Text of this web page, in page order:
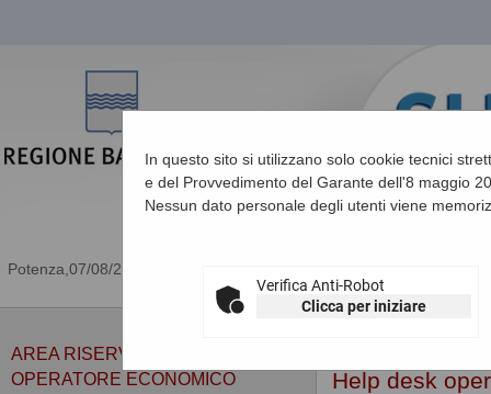
07/08/2026 08:55
Sei qui: Home»
In questo sito si utilizzano solo cookie tecnici
e del Provvedimento del Garante dell'8 maggio
Nessun dato personale degli utenti viene
Verifica Anti-Robot
Clicca per iniziare
Help desk
AREA RISERVATA
OPERATORE ECONOMICO